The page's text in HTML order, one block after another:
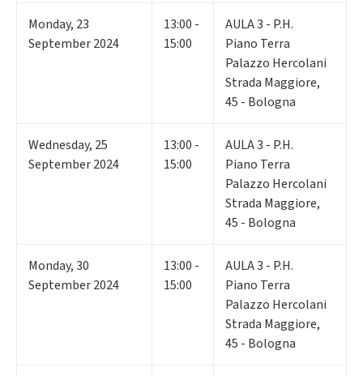
Monday, 23
September 2024
13:00 -
15:00
AULA 3 - P.H.
Piano Terra
Palazzo Hercolani
Strada Maggiore,
45 - Bologna
Wednesday, 25
September 2024
13:00 -
15:00
AULA 3 - P.H.
Piano Terra
Palazzo Hercolani
Strada Maggiore,
45 - Bologna
Monday,30
September 2024
13:00 -
15:00
AULA 3 - P.H.
Piano Terra
Palazzo Hercolani
Strada Maggiore,
45 - Bologna